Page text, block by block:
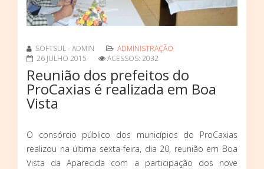
SOFTSUL - ADMIN
ADMINISTRAÇÃO
26 JULHO 2015
ACESSOS: 2032
Reunião dos prefeitos do
ProCaxias é realizada em Boa
Vista
O consórcio público dos municípios do ProCaxias
realizou na última sexta-feira, dia 20, reunião em Boa
Vista da Aparecida com a participação dos nove